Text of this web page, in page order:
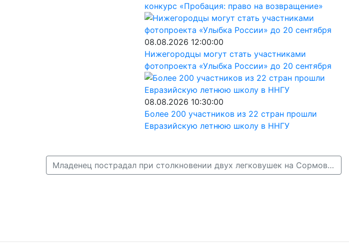
конкурс «Пробация: право на возвращение»
08.08.2026 12:00:00
Нижегородцы могут стать участниками
фотопроекта «Улыбка России» до 20 сентября
08.08.2026 10:30:00
Более 200 участников из 22 стран прошли
Евразийскую летнюю школу в ННГУ
Младенец пострадал при столкновении двух легковушек на Сормовском шоссе →